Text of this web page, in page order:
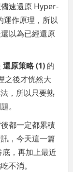
速還原 Hyper-
運作原理，所以
以為已經還原
還原策略 (1) 的
之後才恍然大
，所以只要熟
。
都一定都累積
，今天這一篇
，再加上最近
不消。